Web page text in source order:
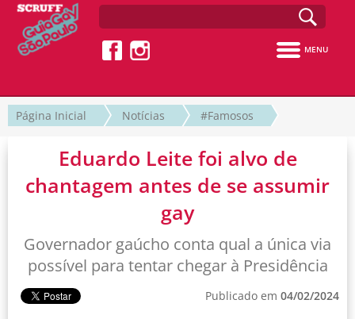
MENU
Página Inicial Notícias #Famosos
Eduardo Leite foi alvo de
chantagem antes de se assumir
gay
Governador gaúcho conta qual a única via
possível para tentar chegar à Presidência
Publicado em 04/02/2024